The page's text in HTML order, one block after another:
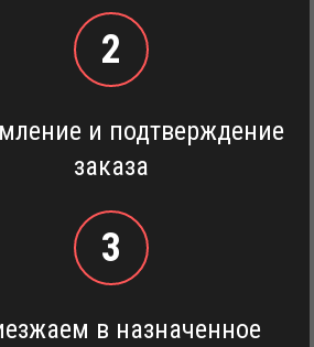
2
и подтверждение
заказа
3
в назначенное